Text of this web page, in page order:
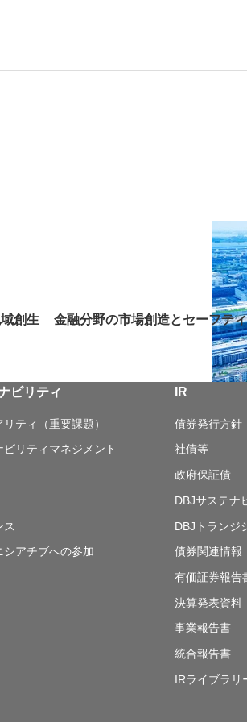
創生 金融分野の市場創造とセーフテ
ビリティ
ティ（重要課題）
ビリティマネジメント
ス
シアチブへの参加
IR
債券発行方針
社債等
政府保証債
DBJサステナ
DBJトランジ
債券関連情報
有価証券報告
決算発表資料
事業報告書
統合報告書
IRライブラリ